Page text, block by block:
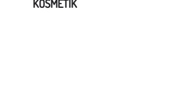
KOSMETIK